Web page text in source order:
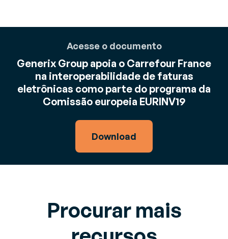
Acesse o documento
Generix Group apoia o Carrefour France
na interoperabilidade de faturas
eletrônicas como parte do programa da
Comissão europeia EURINV19
Download
Procurar mais